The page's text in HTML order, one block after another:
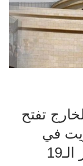
تفتح
في
انتخابات مجلس النواب للدوائر الـ19